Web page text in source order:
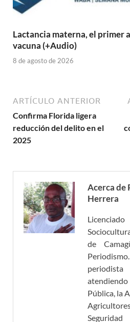
Lactancia materna, el primer
vacuna (+Audio)
8 de agosto de 2026
ARTÍCULO ANTERIOR
Confirma Florida ligera
reducción del delito en el
2025
Acerca de
Herrera
de
atendiendo
Pública, la